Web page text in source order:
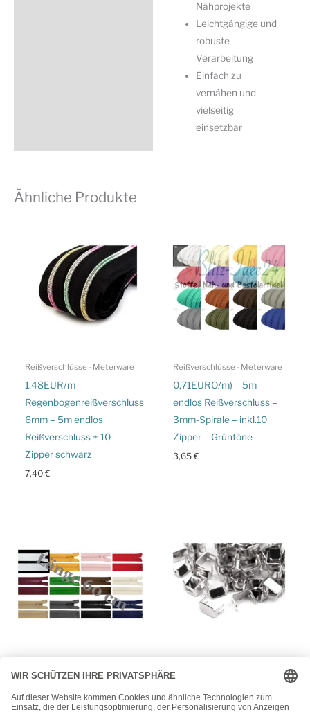
Nähprojekte
Leichtgängige und
robuste
Verarbeitung
Einfach zu
vernähen und
vielseitig
einsetzbar
Ähnliche Produkte
Reißverschlüsse - Meterware
1.48EUR/m –
Regenbogenreißverschluss
6mm – 5m endlos
Reißverschluss + 10
Zipper schwarz
7,40€
Reißverschlüsse - Meterware
0,71EURO/m) – 5m
endlos Reißverschluss –
3mm-Spirale – inkl.10
Zipper – Grüntöne
3,65€
Kunststoff – 5mm –
für Reissverschlüsse – 3